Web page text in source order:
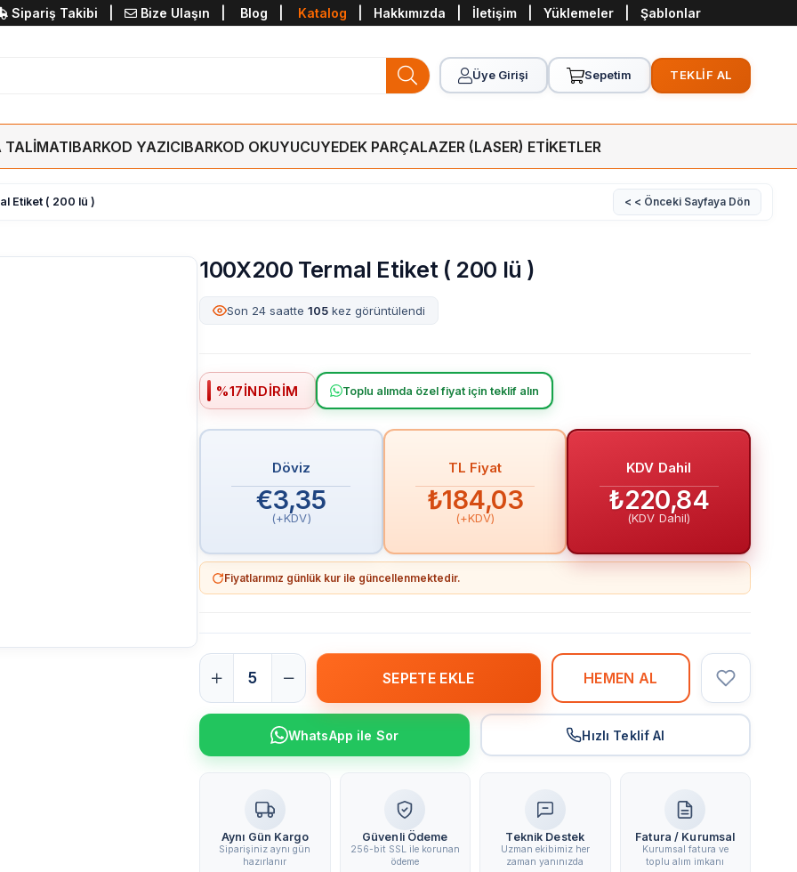
Sipariş Takibi Bize Ulaşın Blog Katalog Hakkımızda İletişim Yüklemeler Şablonlar
Üye Girişi Sepetim TEKLİF AL
TALİMATIBARKOD YAZICIBARKOD OKUYUCUYEDEK PARÇALAZER (LASER) ETİKETLER
Etiket ( 200 lü ) < < Önceki Sayfaya Dön
100X200 Termal Etiket ( 200 lü )
Son 24 saatte 105 kez görüntülendi
%17İNDIRIM Toplu alımda özel fiyat için teklif alın
Döviz
€3,35
(+KDV)
TL Fiyat
₺184,03
(+KDV)
KDV Dahil
₺220,84
(KDV Dahil)
Fiyatlarımız günlük kur ile güncellenmektedir.
WhatsApp ile Sor Hızlı Teklif Al
Aynı Gün Kargo
Siparişiniz aynı gün
hazırlanır
Güvenli Ödeme
256-bit SSL ile korunan
ödeme
Teknik Destek
Uzman ekibimiz her
zaman yanınızda
Fatura / Kurumsal
Kurumsal fatura ve
toplu alım imkanı